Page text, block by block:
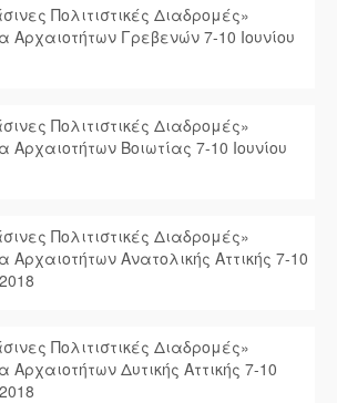
Πολιτιστικές Διαδρομές»
Αρχαιοτήτων Γρεβενών 7-10 Ιουνίου
Πολιτιστικές Διαδρομές»
Αρχαιοτήτων Βοιωτίας 7-10 Ιουνίου
Πολιτιστικές Διαδρομές»
Αρχαιοτήτων Ανατολικής Αττικής 7-10
Πολιτιστικές Διαδρομές»
Αρχαιοτήτων Δυτικής Αττικής 7-10